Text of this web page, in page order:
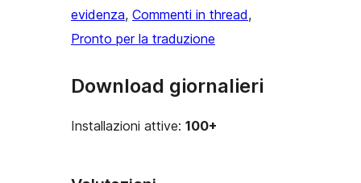
evidenza, Commenti in thread
Pronto per la traduzione
Download giornalieri
Installazioni attive: 100+